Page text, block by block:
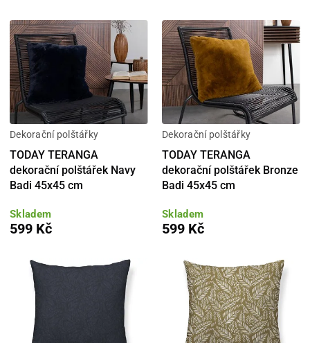
Dekorační polštářky
TODAY TERANGA
dekorační polštářek Navy
Badi 45x45 cm
Skladem
599 Kč
Dekorační polštářky
TODAY TERANGA
dekorační polštářek Bronze
Badi 45x45 cm
Skladem
599 Kč